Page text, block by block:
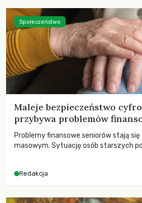
Maleje bezpieczeństwo
przybywa problemów
Problemy finansowe seniorów stają
masowym. Sytuację osób starszych
Redakcja
Społeczeństwo